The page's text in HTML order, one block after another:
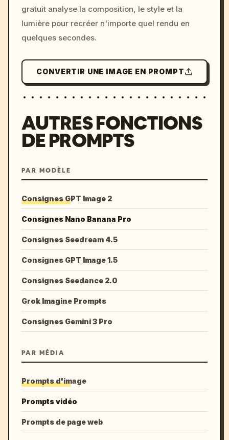
gratuit analyse la composition, le style et la
lumière pour recréer n'importe quel rendu en
quelques secondes.
CONVERTIR UNE IMAGE EN PROMPT
AUTRES FONCTIONS
DE PROMPTS
PAR MODÈLE
Consignes GPT Image 2
Consignes Nano Banana Pro
Consignes Seedream 4.5
Consignes GPT Image 1.5
Consignes Seedance 2.0
Grok Imagine Prompts
Consignes Gemini 3 Pro
PAR MÉDIA
Prompts d'image
Prompts vidéo
Prompts de page web